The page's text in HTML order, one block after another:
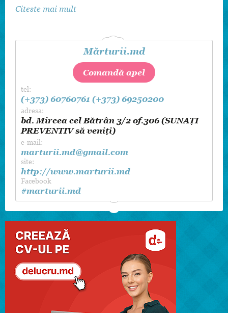
Citeste mai mult
Mărturii.md
Comandă apel
tel:
(+373) 60760761 (+373) 69250200
adresa:
bd. Mircea cel Bătrân 3/2 of.306 (SUNAȚI
PREVENTIV să veniți)
e-mail:
marturii.md@gmail.com
site:
http://www.marturii.md
Facebook
#marturii.md